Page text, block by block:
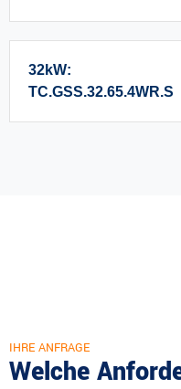
32kW:
TC.GSS.32.65.4WR.S
IHRE ANFRAGE
Welche